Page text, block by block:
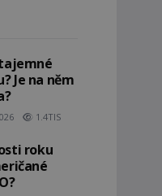
Je na něm
1.4TIS
roku